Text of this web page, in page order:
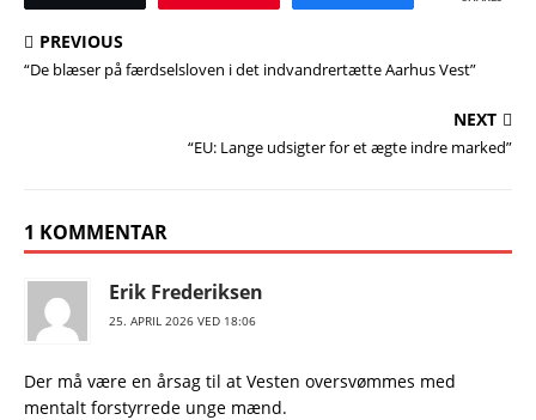
PREVIOUS
“De blæser på færdselsloven i det indvandrertætte Aarhus Vest”
NEXT
“EU: Lange udsigter for et ægte indre marked”
1 KOMMENTAR
Erik Frederiksen
25. APRIL 2026 VED 18:06
Der må være en årsag til at Vesten oversvømmes med
mentalt forstyrrede unge mænd.